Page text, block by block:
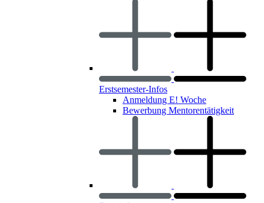
Erstsemester-Infos
Anmeldung E! Woche
Bewerbung Mentorentätigkeit